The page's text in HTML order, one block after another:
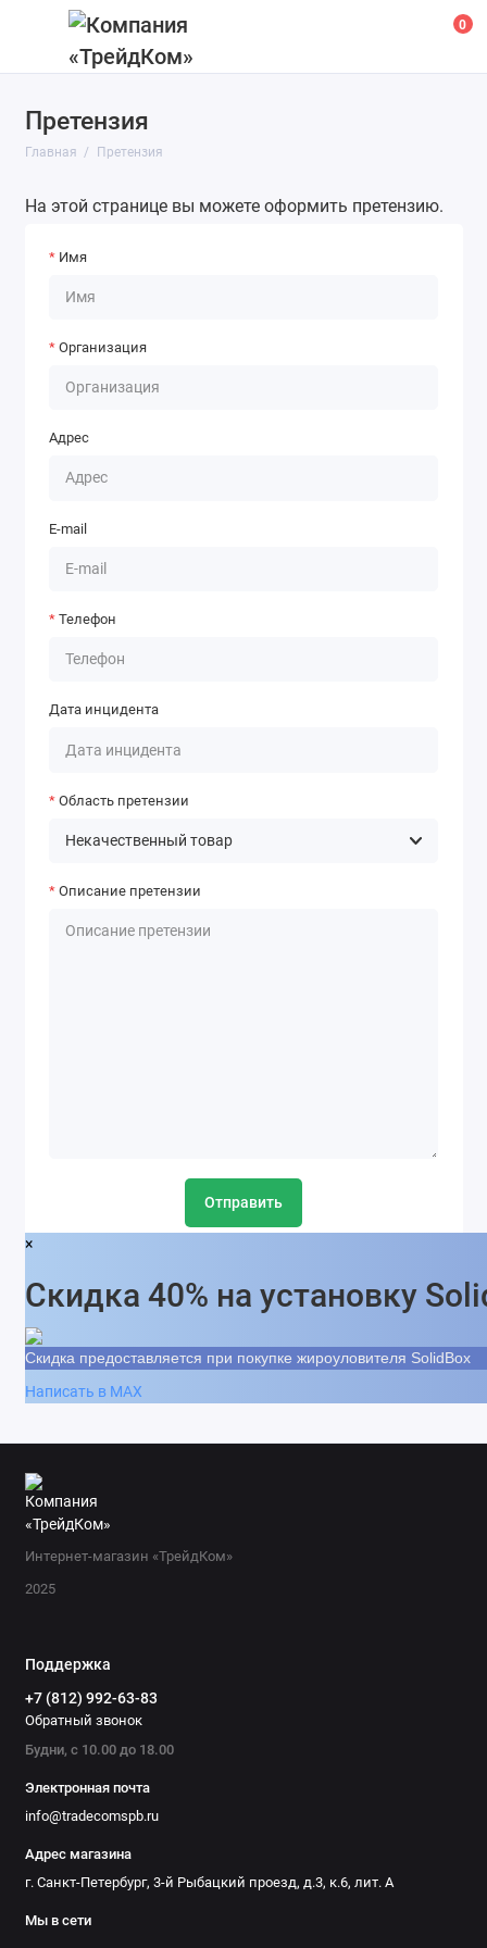
0
Претензия
Главная Претензия
На этой странице вы можете оформить претензию.
Имя
Организация
Адрес
E-mail
Телефон
Дата инцидента
Область претензии
Описание претензии
Отправить
×
Скидка 40% на установку
Скидка предоставляется при покупке жироуловителя SolidBox
Написать в MAX
Интернет-магазин «ТрейдКом»
2025
Поддержка
+7 (812) 992-63-83
Обратный звонок
Будни, с 10.00 до 18.00
Электронная почта
info@tradecomspb.ru
Адрес магазина
г. Санкт-Петербург, 3-й Рыбацкий проезд, д.3, к.6, лит. А
Мы в сети